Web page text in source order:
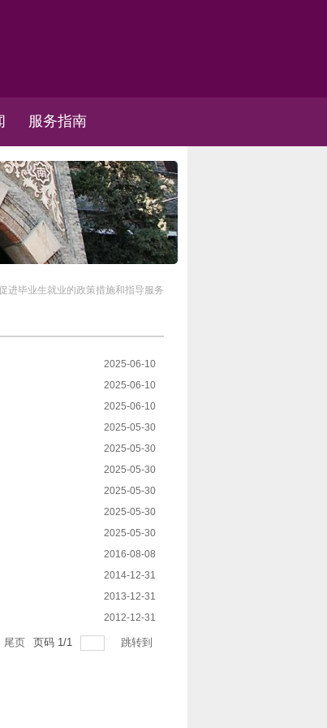
服务指南
进毕业生就业的政策措施和指导服务
2025-06-10
2025-06-10
2025-06-10
2025-05-30
2025-05-30
2025-05-30
2025-05-30
2025-05-30
2025-05-30
2016-08-08
2014-12-31
2013-12-31
2012-12-31
尾页 页码 1/1 跳转到